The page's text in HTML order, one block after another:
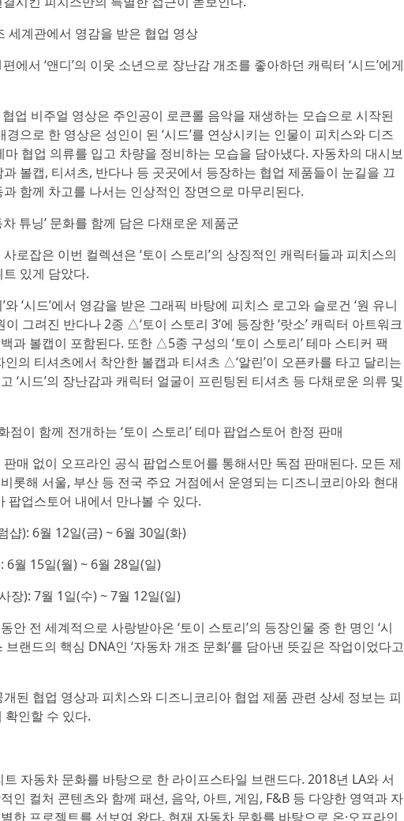
세계관에서 영감을 받은 협업 영상
에서 ‘앤디’의 이웃 소년으로 장난감 개조를 좋아하던 캐릭터 ‘시드’에게
업 비주얼 영상은 주인공이 로큰롤 음악을 재생하는 모습으로 시작된
으로 한 영상은 성인이 된 ‘시드’를 연상시키는 인물이 피치스와 디즈
마 협업 의류를 입고 차량을 정비하는 모습을 담아냈다. 자동차의 대시보
볼캡, 티셔츠, 반다나 등 곳곳에서 등장하는 협업 제품들이 눈길을 끄
함께 차고를 나서는 인상적인 장면으로 마무리된다.
튜닝’ 문화를 함께 담은 다채로운 제품군
로잡은 이번 컬렉션은 ‘토이 스토리’의 상징적인 캐릭터들과 피치스의
있게 담았다.
‘시드’에서 영감을 받은 그래픽 바탕에 피치스 로고와 슬로건 ‘원 유니
그려진 반다나 2종 △‘토이 스토리 3’에 등장한 ‘랏소’ 캐릭터 아트워크
과 볼캡이 포함된다. 또한 △5종 구성의 ‘토이 스토리’ 테마 스티커 팩
인의 티셔츠에서 착안한 볼캡과 티셔츠 △‘알린’이 오픈카를 타고 달리는
‘시드’의 장난감과 캐릭터 얼굴이 프린팅된 티셔츠 등 다채로운 의류 및
이 함께 전개하는 ‘토이 스토리’ 테마 팝업스토어 한정 판매
매 없이 오프라인 공식 팝업스토어를 통해서만 독점 판매된다. 모든 제
롯해 서울, 부산 등 전국 주요 거점에서 운영되는 디즈니코리아와 현대
팝업스토어 내에서 만나볼 수 있다.
샵): 6월 12일(금) ~ 6월 30일(화)
6월 15일(월) ~ 6월 28일(일)
장): 7월 1일(수) ~ 7월 12일(일)
안 전 세계적으로 사랑받아온 ‘토이 스토리’의 등장인물 중 한 명인 ‘시
브랜드의 핵심 DNA인 ‘자동차 개조 문화’를 담아낸 뜻깊은 작업이었다고
된 협업 영상과 피치스와 디즈니코리아 협업 제품 관련 상세 정보는 피
확인할 수 있다.
자동차 문화를 바탕으로 한 라이프스타일 브랜드다. 2018년 LA와 서
인 컬처 콘텐츠와 함께 패션, 음악, 아트, 게임, F&B 등 다양한 영역과 자
한 프로젝트를 선보여 왔다. 현재 자동차 문화를 바탕으로 온·오프라인